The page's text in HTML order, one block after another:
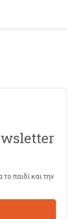
παιδί και την